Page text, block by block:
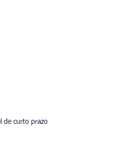
de curto prazo.